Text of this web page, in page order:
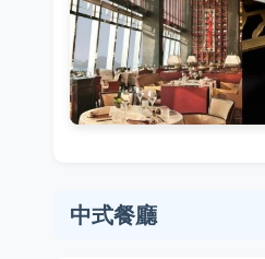
中式餐廳